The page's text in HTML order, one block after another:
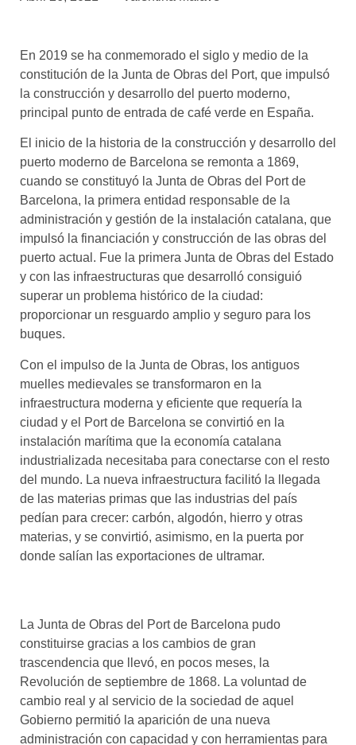
el café siempre tiene
algo nuevo que
enseñarnos
BOLSA DE TRABAJO
¡te imaginas vivir de tu pasión
CONTACTO
¡queremos saber
de ti!
En 2019 se ha conmemorado el siglo y medio de la
constitución de la Junta de Obras del Port, que impulsó
la construcción y desarrollo del puerto moderno,
principal punto de entrada de café verde en España.
El inicio de la historia de la construcción y desarrollo del
puerto moderno de Barcelona se remonta a 1869,
cuando se constituyó la Junta de Obras del Port de
Barcelona, la primera entidad responsable de la
administración y gestión de la instalación catalana, que
impulsó la financiación y construcción de las obras del
puerto actual. Fue la primera Junta de Obras del Estado
y con las infraestructuras que desarrolló consiguió
superar un problema histórico de la ciudad:
proporcionar un resguardo amplio y seguro para los
buques.
Con el impulso de la Junta de Obras, los antiguos
muelles medievales se transformaron en la
infraestructura moderna y eficiente que requería la
ciudad y el Port de Barcelona se convirtió en la
instalación marítima que la economía catalana
industrializada necesitaba para conectarse con el resto
del mundo. La nueva infraestructura facilitó la llegada
de las materias primas que las industrias del país
pedían para crecer: carbón, algodón, hierro y otras
materias, y se convirtió, asimismo, en la puerta por
donde salían las exportaciones de ultramar.
La Junta de Obras del Port de Barcelona pudo
constituirse gracias a los cambios de gran
trascendencia que llevó, en pocos meses, la
Revolución de septiembre de 1868. La voluntad de
cambio real y al servicio de la sociedad de aquel
Gobierno permitió la aparición de una nueva
administración con capacidad y con herramientas para